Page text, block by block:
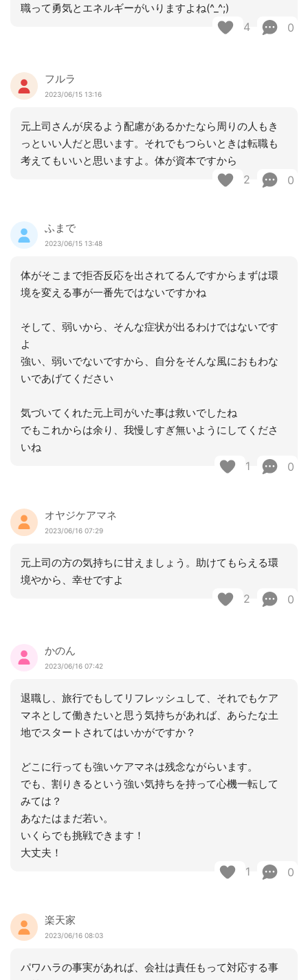
職って勇気とエネルギーがいりますよね(^_^;)
4 0
フルラ
2023/06/15 13:16
元上司さんが戻るよう配慮があるかたなら周りの人もき
っといい人だと思います。それでもつらいときは転職も
考えてもいいと思いますよ。体が資本ですから
2 0
ふまで
2023/06/15 13:48
体がそこまで拒否反応を出されてるんですからまずは環
境を変える事が一番先ではないですかね
そして、弱いから、そんな症状が出るわけではないです
よ
強い、弱いでないですから、自分をそんな風におもわな
いであげてください
気づいてくれた元上司がいた事は救いでしたね
でもこれからは余り、我慢しすぎ無いようにしてくださ
いね
1 0
オヤジケアマネ
2023/06/16 07:29
元上司の方の気持ちに甘えましょう。助けてもらえる環
境やから、幸せですよ
2 0
かのん
2023/06/16 07:42
退職し、旅行でもしてリフレッシュして、それでもケア
マネとして働きたいと思う気持ちがあれば、あらたな土
地でスタートされてはいかがですか？
どこに行っても強いケアマネは残念ながらいます。
でも、割りきるという強い気持ちを持って心機一転して
みては？
あなたはまだ若い。
いくらでも挑戦できます！
大丈夫！
1 0
楽天家
2023/06/16 08:03
パワハラの事実があれば、会社は責任もって対応する事